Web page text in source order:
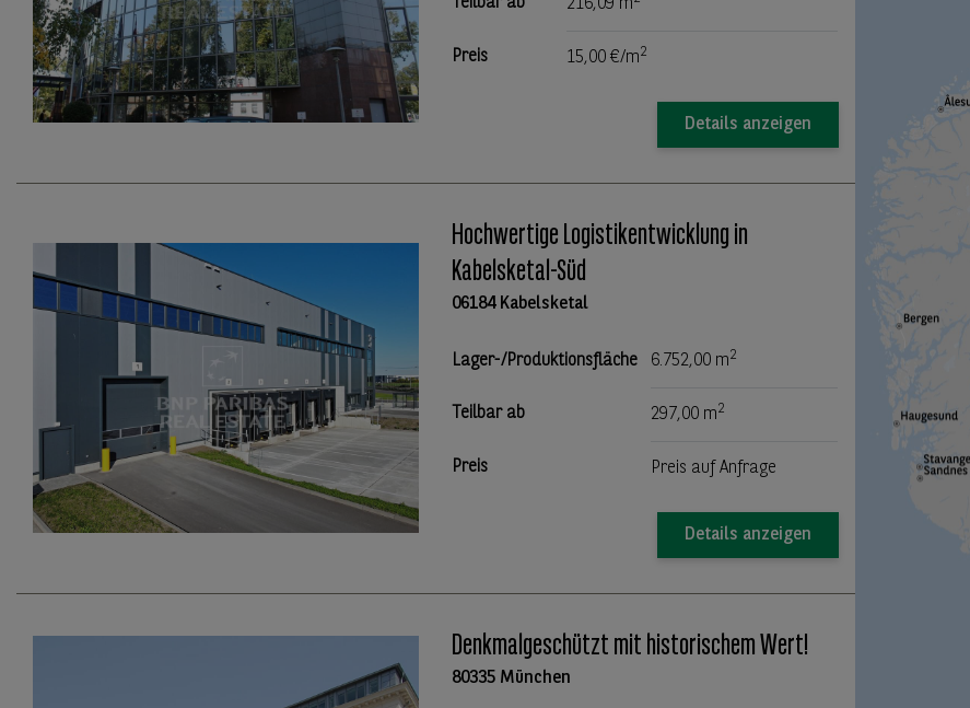
216,09 m
Preis 15,00 €/m2
Details anzeigen
Hochwertige Logistikentwicklung in
Kabelsketal-Süd
06184 Kabelsketal
Lager-/Produktionsfläche 6.752,00 m2
Teilbar ab 297,00 m2
Preis Preis auf Anfrage
Details anzeigen
Denkmalgeschützt mit historischem Wert!
80335 München